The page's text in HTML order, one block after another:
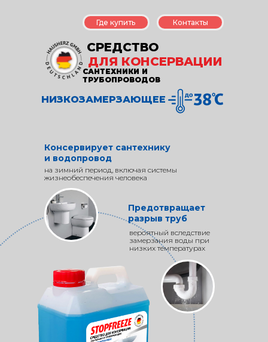
ДЛЯ КОНСЕРВАЦИИ
СРЕДСТВО
САНТЕХНИКИ И
ТРУБОПРОВОДОВ
НИЗКОЗАМЕРЗАЮЩЕЕ
Где купить Контакты
Консервирует сантехнику
и водопровод
на зимний период, включая системы
жизнеобеспечения человека
Предотвращает
разрыв труб
вероятный вследствие
замерзания воды при
низких температурах